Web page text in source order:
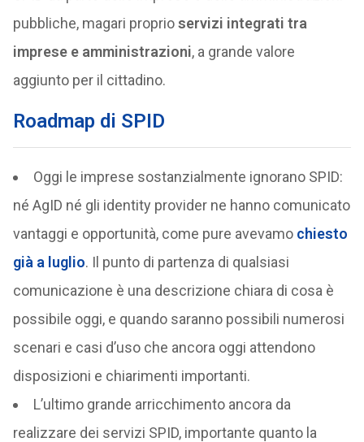
pubbliche, magari proprioservizi integrati tra
imprese e amministrazioni, a grande valore
aggiunto per il cittadino.
Roadmap di SPID
Oggi le imprese sostanzialmente ignorano SPID:
né AgID né gli identity provider ne hanno comunicato
vantaggi e opportunità, come pure avevamo chiesto
già a luglio. Il punto di partenza di qualsiasi
comunicazione è una descrizione chiara di cosa è
possibile oggi, e quando saranno possibili numerosi
scenari e casi d’uso che ancora oggi attendono
disposizioni e chiarimenti importanti.
L’ultimo grande arricchimento ancora da
realizzare dei servizi SPID, importante quanto la